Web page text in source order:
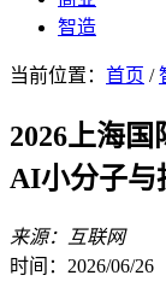
智造
当前位置： 首页 /
2026上海国
AI小分子与
来源：互联网
时间：2026/06/26